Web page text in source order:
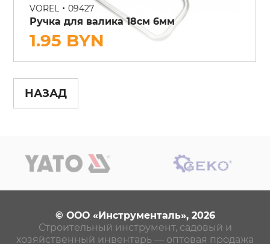
VOREL • 09427
Ручка для валика 18см 6мм
1.95 BYN
НАЗАД
© ООО «Инструменталь», 2026
Строительный инструмент, садовый и
хозяйственный инвентарь — оптовая продажа